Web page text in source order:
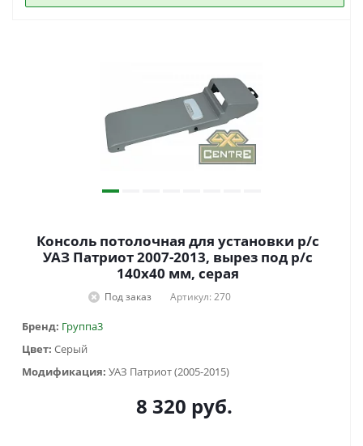
Консоль потолочная для установки р/c
УАЗ Патриот 2007-2013, вырез под р/c
140х40 мм, серая
Под заказ Артикул: 270
Бренд: Группа3
Цвет: Серый
Модификация: УАЗ Патриот (2005-2015)
8 320 руб.